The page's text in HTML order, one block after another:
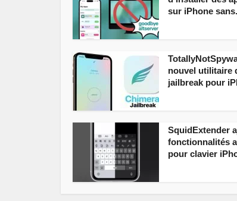
sur iPhone
nouvel utilitaire
jailbreak pour
SquidExtender
fonctionnalités
pour clavier